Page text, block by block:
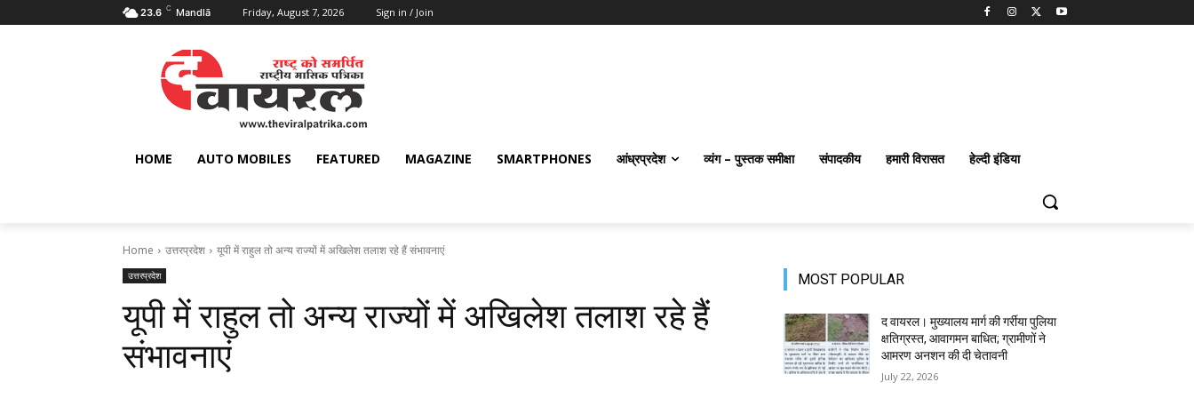
23.6 C Mandlā Friday, August 7, 2026 Sign in / Join
HOME AUTO MOBILES FEATURED MAGAZINE SMARTPHONES आंध्रप्रदेश व्यंग – पुस्तक समीक्षा संपादकीय हमारी विरासत हेल्दी इंडिया
Home उत्तरप्रदेश यूपी में राहुल तो अन्य राज्यों में अखिलेश तलाश रहे हैं संभावनाएं
उत्तरप्रदेश
यूपी में राहुल तो अन्य राज्यों में अखिलेश तलाश रहे हैं
संभावनाएं
MOST POPULAR
द वायरल। मुख्यालय मार्ग की गर्रीया पुलिया
क्षतिग्रस्त, आवागमन बाधित; ग्रामीणों ने
आमरण अनशन की दी चेतावनी
July 22, 2026